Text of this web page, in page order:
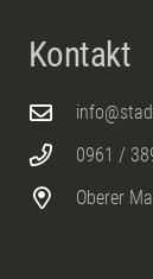
Kontakt
0961 /
Oberer